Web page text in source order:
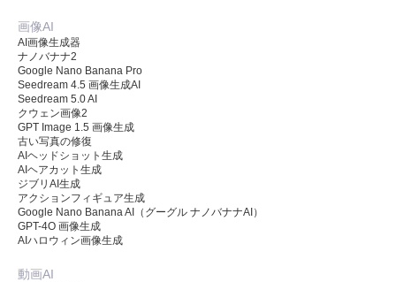
画像AI
AI画像生成器
ナノバナナ2
Google Nano Banana Pro
Seedream 4.5 画像生成AI
Seedream 5.0 AI
クウェン画像2
GPT Image 1.5 画像生成
古い写真の修復
AIヘッドショット生成
AIヘアカット生成
ジブリAI生成
アクションフィギュア生成
Google Nano Banana AI（グーグル ナノバナナAI）
GPT-4O 画像生成
AIハロウィン画像生成
動画AI